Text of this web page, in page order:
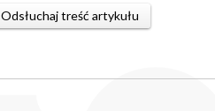
Odsłuchaj treść artykułu